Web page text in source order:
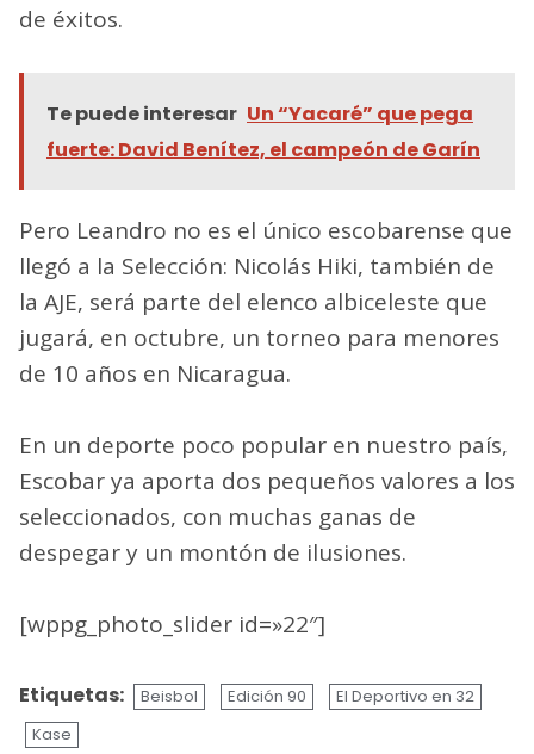
de éxitos.
Te puede interesar Un “Yacaré” que pega
fuerte: David Benítez, el campeón de Garín
Pero Leandro no es el único escobarense que
llegó a la Selección: Nicolás Hiki, también de
la AJE, será parte del elenco albiceleste que
jugará, en octubre, un torneo para menores
de 10 años en Nicaragua.
En un deporte poco popular en nuestro país,
Escobar ya aporta dos pequeños valores a los
seleccionados, con muchas ganas de
despegar y un montón de ilusiones.
[wppg_photo_slider id=»22″]
Etiquetas: Beisbol Edición 90
El Deportivo en 32
Kase